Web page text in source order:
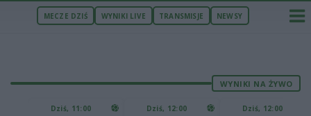
MECZE DZIŚ WYNIKI LIVE TRANSMISJE NEWSY
WYNIKI NA ŻYWO
Dziś, 11:00 Dziś, 12:00 Dziś, 12:00